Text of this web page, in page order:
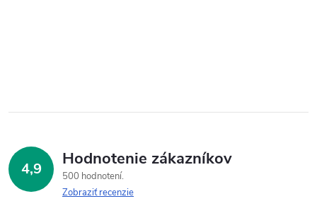
4,9 Hodnotenie zákazníkov
500 hodnotení
Zobraziť recenzie